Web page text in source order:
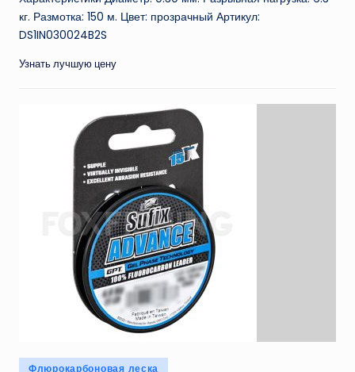
кг. Размотка: 150 м. Цвет: прозрачный Артикул:
DS1IN030024B2S
Узнать лучшую цену
Опубликовано
Флюрокарбоновая леска